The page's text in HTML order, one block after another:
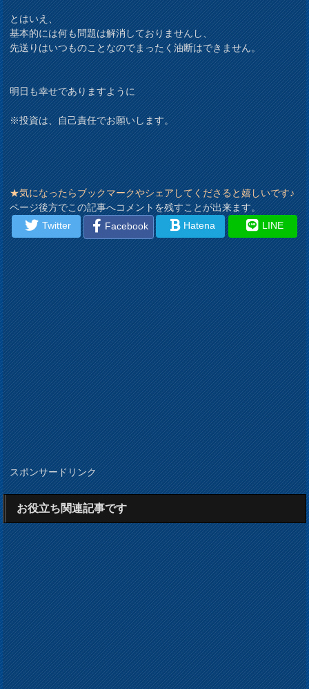
とはいえ、
基本的には何も問題は解消しておりませんし、
先送りはいつものことなのでまったく油断はできません。
明日も幸せでありますように
※投資は、自己責任でお願いします。
★気になったらブックマークやシェアしてくださると嬉しいです♪
ページ後方でこの記事へコメントを残すことが出来ます。
Twitter
Facebook Hatena LINE
スポンサードリンク
お役立ち関連記事です